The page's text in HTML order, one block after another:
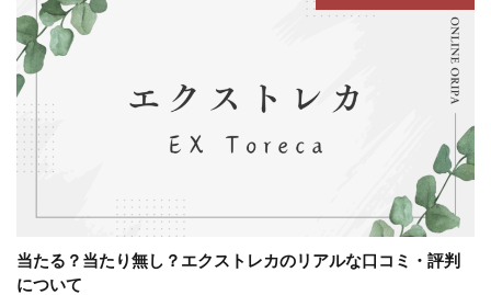
当たる？当たり無し？エクストレカのリアルな口コミ・評判
について